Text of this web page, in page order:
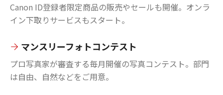
Canon ID登録者限定商品の販売やセールも開催。オンラ
イン下取りサービスもスタート。
マンスリーフォトコンテスト
プロ写真家が審査する毎月開催の写真コンテスト。部門
は自由、自然などをご用意。